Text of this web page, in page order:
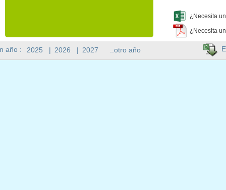
¿Necesita
¿Necesita
año : 2025 | 2026 | 2027 ..otro año